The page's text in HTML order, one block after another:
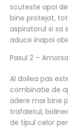
scuteste apoi
bine protejat,
aspiratorul si sa
aduce inapoi
Pasul 2 –
Al doilea pas
combinatie de
adere mai bine
trafaletul,
de tipul celor